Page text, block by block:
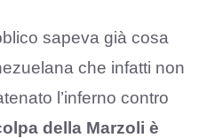
sapeva già cosa
che infatti non
l’inferno contro
della Marzoli è